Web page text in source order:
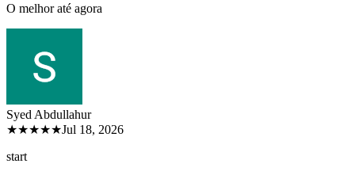
O melhor até agora
Syed Abdullahur
★★★★★Jul 18, 2026
start